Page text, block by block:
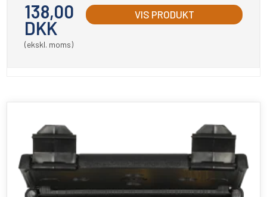
138,00
DKK
(ekskl. moms)
VIS PRODUKT